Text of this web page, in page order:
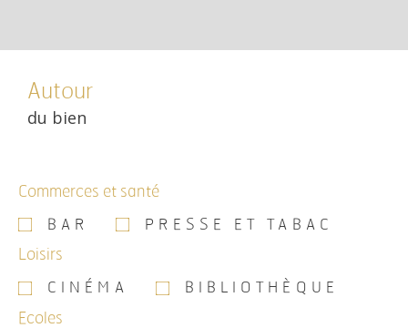
Autour
du bien
Commerces et santé
BAR PRESSE ET TABAC
Loisirs
CINÉMA BIBLIOTHÈQUE
Ecoles